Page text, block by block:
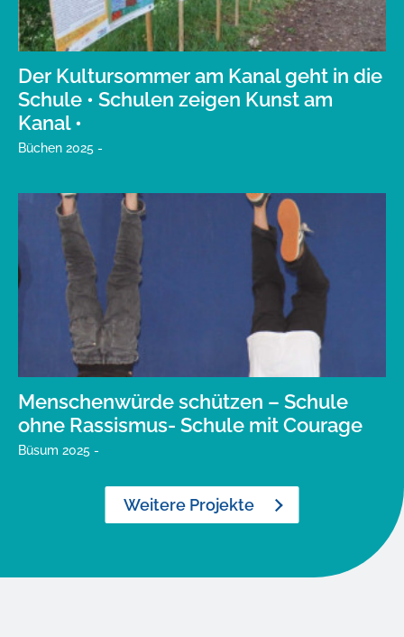
Der Kultursommer am Kanal geht in die
Schule • Schulen zeigen Kunst am
Kanal •
Büchen 2025 -
Menschenwürde schützen – Schule
ohne Rassismus- Schule mit Courage
Büsum 2025 -
Weitere Projekte